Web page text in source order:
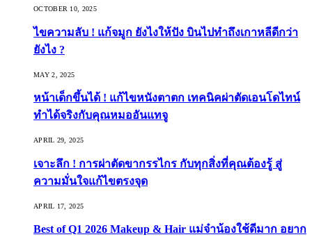
OCTOBER 10, 2025
ไขความลับ ! แก้จมูก ยังไงให้ปัง บินไปทำถึงเกาหลีดีกว่า
ยังไง ?
MAY 2, 2025
หน้าเด็กขึ้นได้ ! แก้ไขหนังตาตก เทคนิคผ่าตัดเอนโดไทน์
ทำได้จริงกับคุณหมออันแทจู
APRIL 29, 2025
เจาะลึก ! การผ่าตัดขากรรไกร กับทุกสิ่งที่คุณต้องรู้ สู่
ความมั่นใจแก้ไขตรงจุด
APRIL 17, 2025
Best of Q1 2026 Makeup & Hair แม่จ๋าน้องใช้ดีมาก อยาก